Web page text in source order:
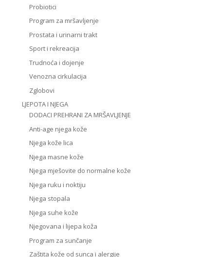
Probiotici
Program za mršavljenje
Prostata i urinarni trakt
Sport i rekreacija
Trudnoća i dojenje
Venozna cirkulacija
Zglobovi
LJEPOTA I NJEGA
DODACI PREHRANI ZA MRŠAVLJENJE
Anti-age njega kože
Njega kože lica
Njega masne kože
Njega mješovite do normalne kože
Njega ruku i noktiju
Njega stopala
Njega suhe kože
Njegovana i lijepa koža
Program za sunčanje
Zaštita kože od sunca i alergije